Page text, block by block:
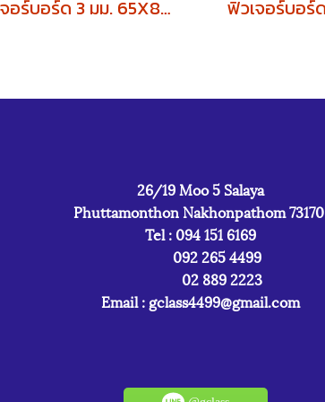
ฟิวเจอร์บอร์ด 3 มม. 65X81 cm.(บรรจุ 30 แผ่น)
26/19 Moo 5 Salaya
Phuttamonthon Nakhonpathom 73170
Tel : 094 151 6169
092 265 4499
02 889 2223
Email : gclass4499@gmail.com